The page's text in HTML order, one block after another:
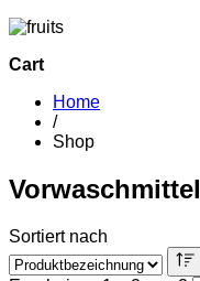
Cart
Home
/
Shop
Vorwaschmittel
Sortiert nach